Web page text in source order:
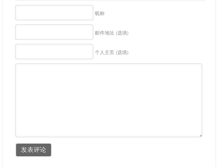
昵称
邮件地址 (选填)
个人主页 (选填)